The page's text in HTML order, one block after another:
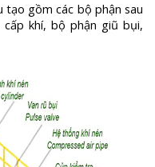
tạo gồm các bộ phận sau
khí, bộ phận giũ bụi,